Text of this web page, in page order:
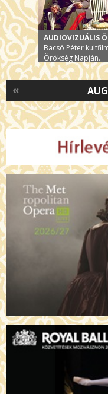
AUDIOVIZUÁLIS
Bacsó Péter
Örökség Napján.
«